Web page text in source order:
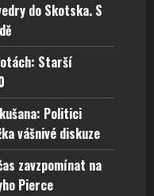
do Skotska. S
Starší
Politici
vášnivé diskuze
zavzpomínat na
Pierce